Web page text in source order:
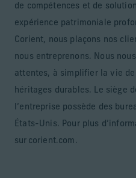
de compétences et de
expérience patrimoniale
Corient, nous plaçons nos
nous entreprenons. Nous
attentes, à simplifier la vie
héritages durables. Le siège
l’entreprise possède des
États-Unis. Pour plus
sur corient.com.